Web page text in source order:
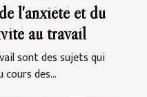
l'anxiété et du
au travail
sont des sujets qui
des...